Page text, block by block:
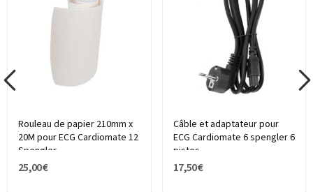
Rouleau de papier 210mm x
20M pour ECG Cardiomate 12
Spengler
25,00 €
Câble et adaptateur pour
ECG Cardiomate 6 spengler 6
pistes
17,50 €